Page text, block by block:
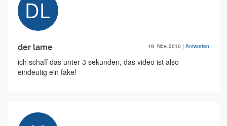
der lame 19. Nov. 2010 | Antworten
ich schaff das unter 3 sekunden, das video ist also
eindeutig ein fake!